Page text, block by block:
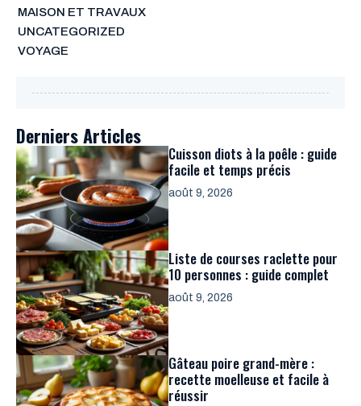
MAISON ET TRAVAUX
UNCATEGORIZED
VOYAGE
Derniers Articles
Cuisson diots à la poêle : guide
facile et temps précis
août 9, 2026
Liste de courses raclette pour
10 personnes : guide complet
août 9, 2026
Gâteau poire grand-mère :
recette moelleuse et facile à
réussir